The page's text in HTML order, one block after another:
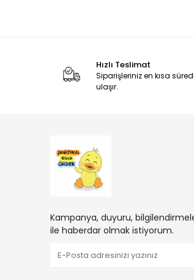
Hızlı Teslimat
Siparişleriniz en kısa
ulaşır.
Kampanya, duyuru,
ile haberdar olmak istiyorum.